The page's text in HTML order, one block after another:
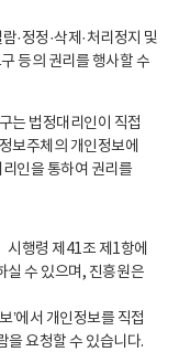
·정정·삭제·처리정지 및
등의 권리를 행사할 수
는 법정대리인이 직접
보주체의 개인정보에
인을 통하여 권리를
시행령 제41조 제1항에
실 수 있으며, 진흥원은
’에서 개인정보를 직접
을 요청할 수 있습니다.